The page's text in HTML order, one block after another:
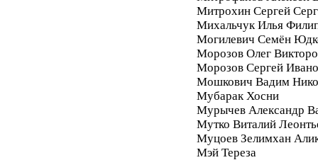
Митрохин Сергей
Михальчук Илья
Могилевич Семён
Морозов Олег
Морозов Сергей
Мошкович Вадим
Мубарак Хосни
Мурычев Александр
Мутко Виталий
Муцоев Зелимхан
Мэй Тереза